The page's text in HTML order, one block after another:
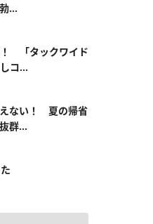
...
「タックワイド
コ...
ない！ 夏の帰省
群...